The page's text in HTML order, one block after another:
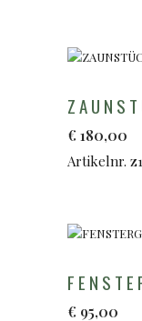
€ 180,00
Artikelnr.
€ 95,00